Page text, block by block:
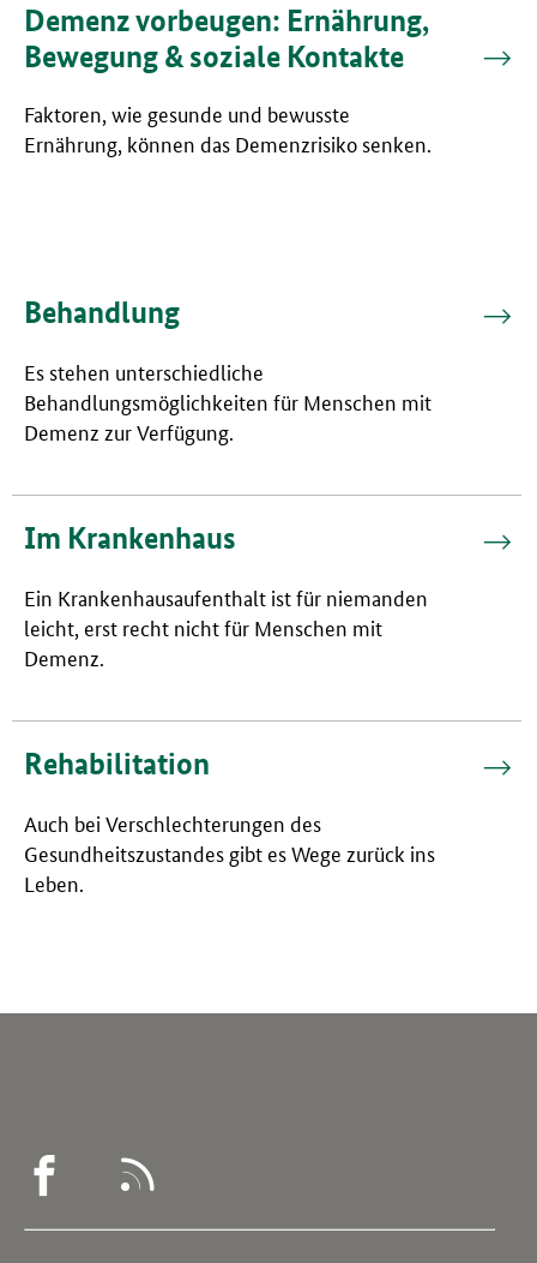
Demenz vorbeugen: Ernährung,
Bewegung & soziale Kontakte
Faktoren, wie gesunde und bewusste
Ernährung, können das Demenzrisiko senken.
Behandlung
Es stehen unterschiedliche
Behandlungsmöglichkeiten für Menschen mit
Demenz zur Verfügung.
Im Krankenhaus
Ein Krankenhausaufenthalt ist für niemanden
leicht, erst recht nicht für Menschen mit
Demenz.
Rehabilitation
Auch bei Verschlechterungen des
Gesundheitszustandes gibt es Wege zurück ins
Leben.
WEGWEISER